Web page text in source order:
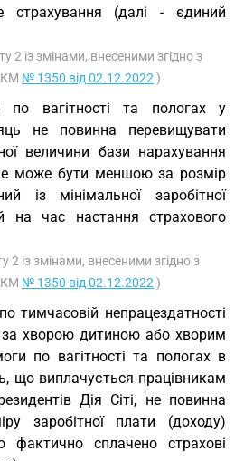
страхування (далі - єдиний
2 із змінами, внесеними згідно з
КМ № 1350 від 02.12.2022 )
вагітності та пологах у
не повинна перевищувати
величини бази нарахування
може бути меншою за розмір
із мінімальної заробітної
на час настання страхового
2 із змінами, внесеними згідно з
КМ № 1350 від 02.12.2022 )
тимчасовій непрацездатності
хворою дитиною або хворим
по вагітності та пологах в
що виплачується працівникам
Дія Сіті, не повинна
заробітної плати (доходу)
фактично сплачено страхові